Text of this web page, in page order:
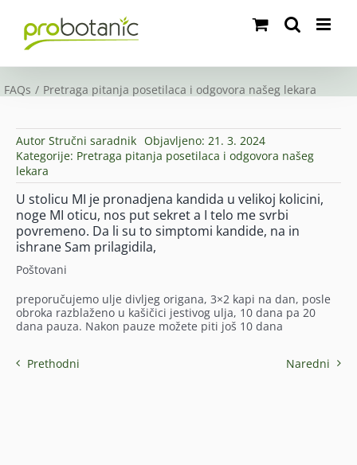
content
FAQs Pretraga pitanja posetilaca i odgovora našeg lekara
Autor Stručni saradnik Objavljeno: 21. 3. 2024
Kategorije: Pretraga pitanja posetilaca i odgovora našeg
lekara
U stolicu MI je pronadjena kandida u velikoj kolicini,
noge MI oticu, nos put sekret a I telo me svrbi
povremeno. Da li su to simptomi kandide, na in
ishrane Sam prilagidila,
Poštovani
preporučujemo ulje divljeg origana, 3×2 kapi na dan, posle
obroka razblaženo u kašičici jestivog ulja, 10 dana pa 20
dana pauza. Nakon pauze možete piti još 10 dana
Prethodni Naredni